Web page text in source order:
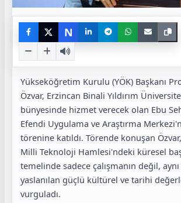
N
Yükseköğretim Kurulu (YÖK) Başkanı
Özvar, Erzincan Binali Yıldırım
bünyesinde hizmet verecek olan Ebu
Efendi Uygulama ve Araştırma
törenine katıldı. Törende konuşan
Milli Teknoloji Hamlesi'ndeki küresel
temelinde sadece çalışmanın değil,
yaslanılan güçlü kültürel ve tarihi
vurguladı.